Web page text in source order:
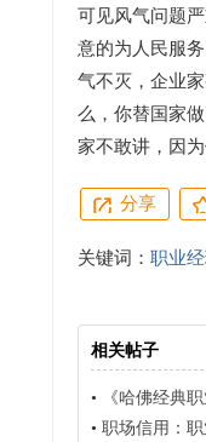
可见风气问题
意的为人民服
气不灭，企业
么，你替国家
家不敢讲，因
分享
关键词： 职业
相关帖子
• 《哈佛经典
• 职场信用：